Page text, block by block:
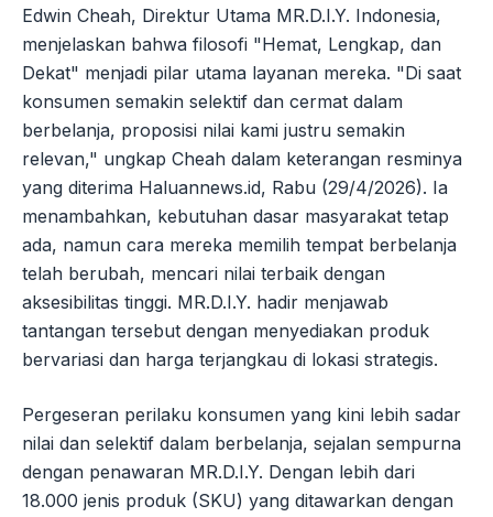
Edwin Cheah, Direktur Utama MR.D.I.Y. Indonesia,
menjelaskan bahwa filosofi "Hemat, Lengkap, dan
Dekat" menjadi pilar utama layanan mereka. "Di saat
konsumen semakin selektif dan cermat dalam
berbelanja, proposisi nilai kami justru semakin
relevan," ungkap Cheah dalam keterangan resminya
yang diterima Haluannews.id, Rabu (29/4/2026). Ia
menambahkan, kebutuhan dasar masyarakat tetap
ada, namun cara mereka memilih tempat berbelanja
telah berubah, mencari nilai terbaik dengan
aksesibilitas tinggi. MR.D.I.Y. hadir menjawab
tantangan tersebut dengan menyediakan produk
bervariasi dan harga terjangkau di lokasi strategis.
Pergeseran perilaku konsumen yang kini lebih sadar
nilai dan selektif dalam berbelanja, sejalan sempurna
dengan penawaran MR.D.I.Y. Dengan lebih dari
18.000 jenis produk (SKU) yang ditawarkan dengan